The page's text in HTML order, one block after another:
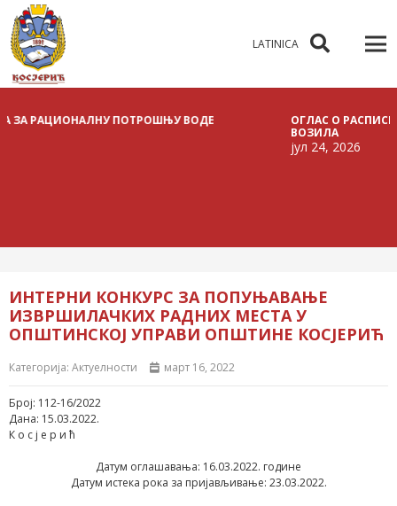
LATINICA
ПОТРОШЊУ ВОДЕ
ОГЛАС О РАСПИСИВАЊУ
јул 24, 2026
ИНТЕРНИ КОНКУРС ЗА ПОПУЊАВАЊЕ
ИЗВРШИЛАЧКИХ РАДНИХ МЕСТА У
ОПШТИНСКОЈ УПРАВИ ОПШТИНЕ КОСЈЕРИЋ
Категорија: Актуелности март 16, 2022
Број: 112-16/2022
Дана: 15.03.2022.
К о с ј е р и ћ
Датум оглашавања: 16.03.2022. године
Датум истека рока за пријављивање: 23.03.2022.